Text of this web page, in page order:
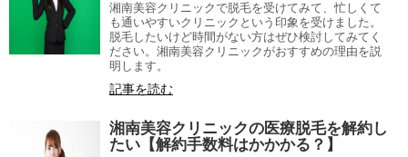
湘南美容クリニックで脱毛を受けてみて、忙しくて
も通いやすいクリニックという印象を受けました。
脱毛したいけど時間がない方はぜひ検討してみてく
ださい。湘南美容クリニックがおすすめの理由を説
明します。
記事を読む
湘南美容クリニックの医療脱毛を解約し
たい【解約手数料はかかかる？】